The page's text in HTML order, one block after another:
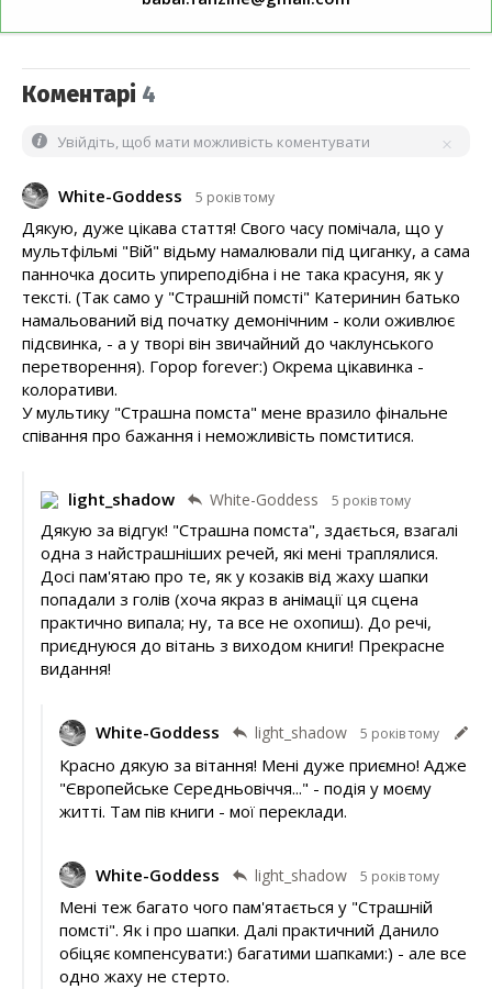
Коментарі 4
Увійдіть, щоб мати можливість коментувати
White-Goddess 5 років тому
Дякую, дуже цікава стаття! Свого часу помічала, що у
мультфільмі "Вій" відьму намалювали під циганку, а сама
панночка досить упиреподібна і не така красуня, як у
тексті. (Так само у "Страшній помсті" Катеринин батько
намальований від початку демонічним - коли оживлює
підсвинка, - а у творі він звичайний до чаклунського
перетворення). Горор forever:) Окрема цікавинка -
колоративи.
У мультику "Страшна помста" мене вразило фінальне
співання про бажання і неможливість помститися.
light_shadow White-Goddess 5 років тому
Дякую за відгук! "Страшна помста", здається, взагалі
одна з найстрашніших речей, які мені траплялися.
Досі пам'ятаю про те, як у козаків від жаху шапки
попадали з голів (хоча якраз в анімації ця сцена
практично випала; ну, та все не охопиш). До речі,
приєднуюся до вітань з виходом книги! Прекрасне
видання!
White-Goddess light_shadow 5 років тому
Красно дякую за вітання! Мені дуже приємно! Адже
"Європейське Середньовіччя..." - подія у моєму
житті. Там пів книги - мої переклади.
White-Goddess light_shadow 5 років тому
Мені теж багато чого пам'ятається у "Страшній
помсті". Як і про шапки. Далі практичний Данило
обіцяє компенсувати:) багатими шапками:) - але все
одно жаху не стерто.